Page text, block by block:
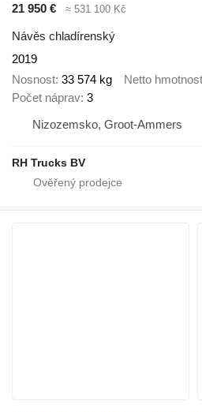
21 950 €
≈ 531 100 Kč
Návěs chladírenský
2019
Nosnost 33 574 kg Netto hmotnost
Počet náprav 3
Nizozemsko, Groot-Ammers
RH Trucks BV